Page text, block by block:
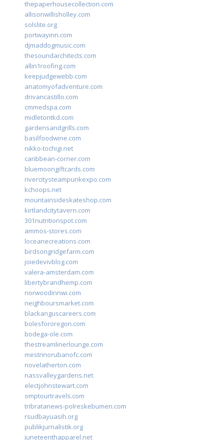
thepaperhousecollection.com
allisonwillisholley.com
solslite.org
portwayinn.com
djmaddogmusic.com
thesoundarchitects.com
allin1roofing.com
keepjudgewebb.com
anatomyofadventure.com
drivancastillo.com
cmmedspa.com
midletontkd.com
gardensandgrills.com
basilfoodwine.com
nikko-tochigi.net
caribbean-corner.com
bluemoongiftcards.com
rivercitysteampunkexpo.com
kchoops.net
mountainsideskateshop.com
kirtlandcitytavern.com
301nutritionspot.com
ammos-stores.com
loceanecreations.com
birdsongridgefarm.com
joiedevivblog.com
valera-amsterdam.com
libertybrandhemp.com
norwoodinnwi.com
neighboursmarket.com
blackanguscareers.com
bolesfororegon.com
bodega-ole.com
thestreamlinerlounge.com
mestrinorubanofc.com
novelatherton.com
nassvalleygardens.net
electjohnstewart.com
omptourtravels.com
tribratanews-polreskebumen.com
rsudbayuasih.org
publikjurnalistik.org
juneteenthapparel.net